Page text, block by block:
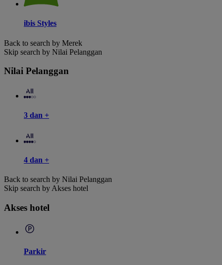
ibis Styles
Back to search by Merek
Skip search by Nilai Pelanggan
Nilai Pelanggan
3 dan +
4 dan +
Back to search by Nilai Pelanggan
Skip search by Akses hotel
Akses hotel
Parkir